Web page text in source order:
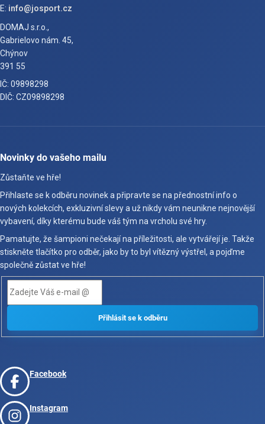
E: info@josport.cz
DOMAJ s.r.o.,
Gabrielovo nám. 45,
Chýnov
391 55
IČ: 09898298
DIČ: CZ09898298
Novinky do vašeho mailu
Zůstaňte ve hře!
Přihlaste se k odběru novinek a připravte se na přednostní info o
nových kolekcích, exkluzivní slevy a už nikdy vám neunikne nejnovější
vybavení, díky kterému bude váš tým na vrcholu své hry.
Pamatujte, že šampioni nečekají na příležitosti, ale vytvářejí je. Takže
stiskněte tlačítko pro odběr, jako by to byl vítězný výstřel, a pojďme
společně zůstat ve hře!
Facebook
Instagram